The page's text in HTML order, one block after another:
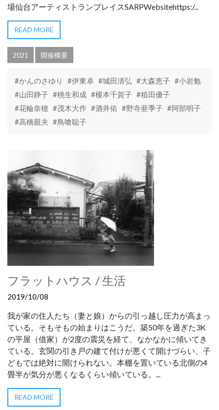
場仙台アーティストランプレイスSARPWebsitehttps:/...
READ MORE
2021 開催概要
#かんのさゆり #伊東卓 #城田清弘 #大森恵子 #小岩勉
#山田静子 #桃生和成 #榎本千賀子 #稙田優子
#花輪奈穂 #茂木大作 #酒井佑 #野寺亜季子 #阿部明子
#高橋親夫 #鳥喰聡子
フラットハウス / 生活
2019/10/08
我が家の住人たち（妻と娘）からの引っ越し圧力が高まっ
ている。そもそもの始まりはこうだ。築50年を過ぎた3K
の平屋（借家）が2度の震災を経て、なかなかに傾いてき
ている。玄関の引き戸の建て付けが悪くて開けづらい、子
どもでは絶対に開けられない。本棚を置いている北側の4
畳半が気分が悪くなるくらい傾いている。...
READ MORE